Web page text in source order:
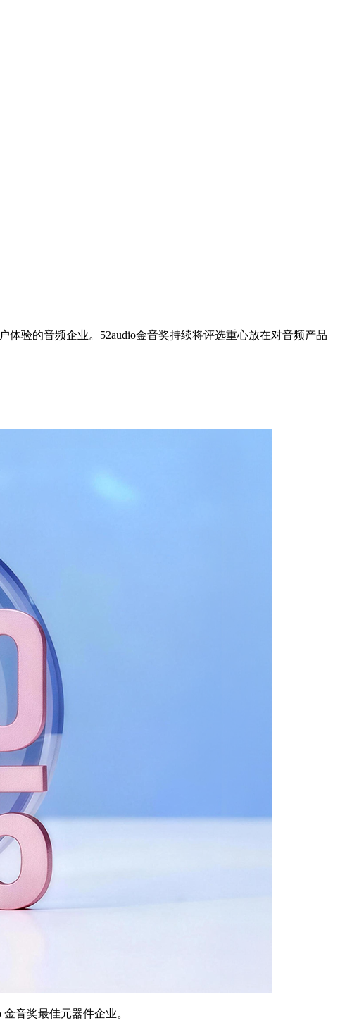
验的音频企业。52audio金音奖持续将评选重心放在对音频产品
音奖最佳元器件企业。